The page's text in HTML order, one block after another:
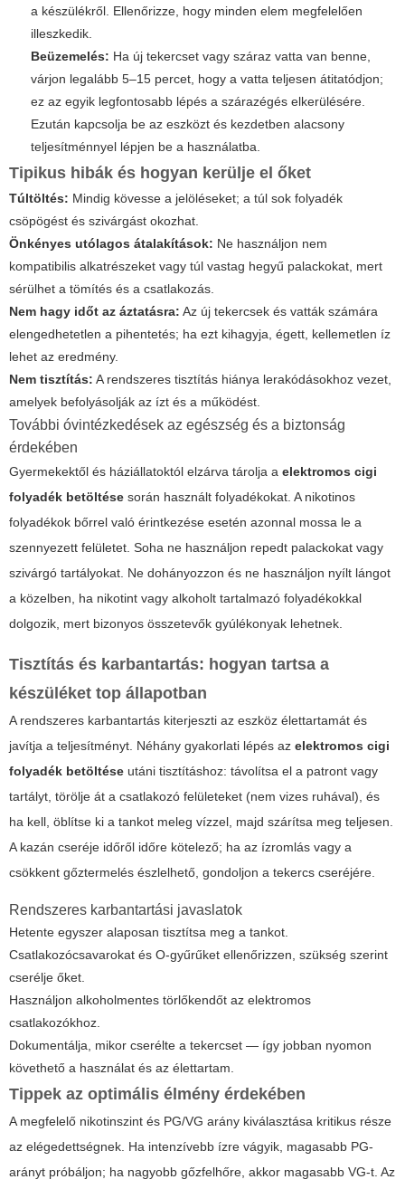
a készülékről. Ellenőrizze, hogy minden elem megfelelően
illeszkedik.
Beüzemelés: Ha új tekercset vagy száraz vatta van benne,
várjon legalább 5–15 percet, hogy a vatta teljesen átitatódjon;
ez az egyik legfontosabb lépés a szárazégés elkerülésére.
Ezután kapcsolja be az eszközt és kezdetben alacsony
teljesítménnyel lépjen be a használatba.
Tipikus hibák és hogyan kerülje el őket
Túltöltés: Mindig kövesse a jelöléseket; a túl sok folyadék
csöpögést és szivárgást okozhat.
Önkényes utólagos átalakítások: Ne használjon nem
kompatibilis alkatrészeket vagy túl vastag hegyű palackokat, mert
sérülhet a tömítés és a csatlakozás.
Nem hagy időt az áztatásra: Az új tekercsek és vatták számára
elengedhetetlen a pihentetés; ha ezt kihagyja, égett, kellemetlen íz
lehet az eredmény.
Nem tisztítás: A rendszeres tisztítás hiánya lerakódásokhoz vezet,
amelyek befolyásolják az ízt és a működést.
További óvintézkedések az egészség és a biztonság
érdekében
Gyermekektől és háziállatoktól elzárva tárolja a elektromos cigi
folyadék betöltése során használt folyadékokat. A nikotinos
folyadékok bőrrel való érintkezése esetén azonnal mossa le a
szennyezett felületet. Soha ne használjon repedt palackokat vagy
szivárgó tartályokat. Ne dohányozzon és ne használjon nyílt lángot
a közelben, ha nikotint vagy alkoholt tartalmazó folyadékokkal
dolgozik, mert bizonyos összetevők gyúlékonyak lehetnek.
Tisztítás és karbantartás: hogyan tartsa a
készüléket top állapotban
A rendszeres karbantartás kiterjeszti az eszköz élettartamát és
javítja a teljesítményt. Néhány gyakorlati lépés az elektromos cigi
folyadék betöltése utáni tisztításhoz: távolítsa el a patront vagy
tartályt, törölje át a csatlakozó felületeket (nem vizes ruhával), és
ha kell, öblítse ki a tankot meleg vízzel, majd szárítsa meg teljesen.
A kazán cseréje időről időre kötelező; ha az ízromlás vagy a
csökkent gőztermelés észlelhető, gondoljon a tekercs cseréjére.
Rendszeres karbantartási javaslatok
Hetente egyszer alaposan tisztítsa meg a tankot.
Csatlakozócsavarokat és O-gyűrűket ellenőrizzen, szükség szerint
cserélje őket.
Használjon alkoholmentes törlőkendőt az elektromos
csatlakozókhoz.
Dokumentálja, mikor cserélte a tekercset — így jobban nyomon
követhető a használat és az élettartam.
Tippek az optimális élmény érdekében
A megfelelő nikotinszint és PG/VG arány kiválasztása kritikus része
az elégedettségnek. Ha intenzívebb ízre vágyik, magasabb PG-
arányt próbáljon; ha nagyobb gőzfelhőre, akkor magasabb VG-t. Az